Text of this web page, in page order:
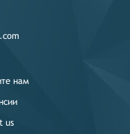
нам
us